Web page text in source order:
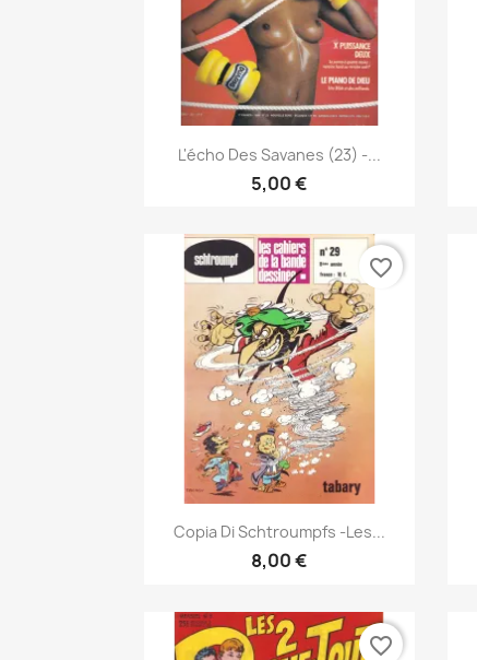
Anteprima
L'écho Des Savanes (23) -...
5,00 €
Anteprima
Copia Di Schtroumpfs -Les...
8,00 €
favorite_border
favorite_border